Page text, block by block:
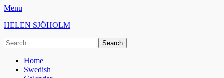
Menu
HELEN SJÖHOLM
Search
for:
Primary
Skip
Home
Swedish